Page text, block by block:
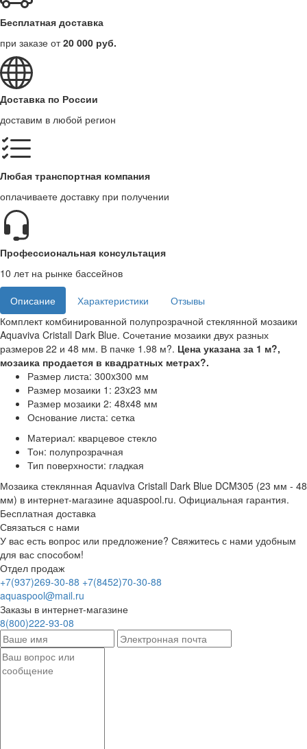
Бесплатная доставка
при заказе от20 000 руб.
Доставка по России
доставим в любой регион
Любая транспортная компания
оплачиваете доставку при получении
Профессиональная консультация
10 лет на рынке бассейнов
Описание
Характеристики
Отзывы
Комплект комбинированной полупрозрачной стеклянной мозаики
Aquaviva Cristall Dark Blue. Сочетание мозаики двух разных
размеров 22 и 48 мм. В пачке 1.98 м?. Цена указана за 1 м?,
мозаика продается в квадратных метрах?.
Размер листа: 300x300 мм
Размер мозаики 1: 23x23 мм
Размер мозаики 2: 48x48 мм
Основание листа: сетка
Материал: кварцевое стекло
Тон: полупрозрачная
Тип поверхности: гладкая
Мозаика стеклянная Aquaviva Cristall Dark Blue DCM305 (23 мм - 48
мм) в интернет-магазине aquaspool.ru. Официальная гарантия.
Бесплатная доставка
Связаться с нами
У вас есть вопрос или предложение? Свяжитесь с нами удобным
для вас способом!
Отдел продаж
+7(937)269-30-88 +7(8452)70-30-88
aquaspool@mail.ru
Заказы в интернет-магазине
8(800)222-93-08